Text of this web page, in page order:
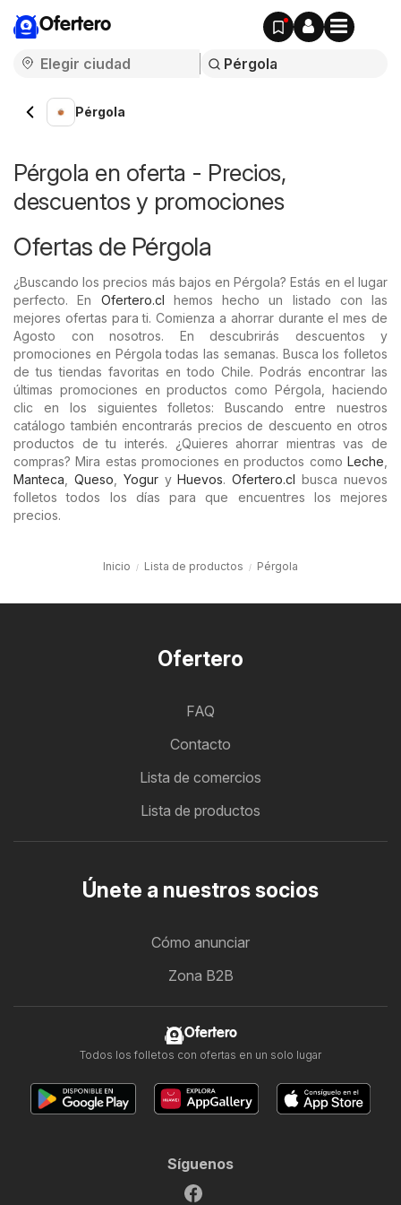
Ofertero
Pérgola
Pérgola en oferta - Precios,
descuentos y promociones
Ofertas de Pérgola
¿Buscando los precios más bajos en Pérgola? Estás en el lugar
perfecto. En Ofertero.cl hemos hecho un listado con las
mejores ofertas para ti. Comienza a ahorrar durante el mes de
Agosto con nosotros. En descubrirás descuentos y
promociones en Pérgola todas las semanas. Busca los folletos
de tus tiendas favoritas en todo Chile. Podrás encontrar las
últimas promociones en productos como Pérgola, haciendo
clic en los siguientes folletos: Buscando entre nuestros
catálogo también encontrarás precios de descuento en otros
productos de tu interés. ¿Quieres ahorrar mientras vas de
compras? Mira estas promociones en productos como Leche
Manteca
Queso YoguryHuevos.Ofertero.cl busca nuevos
folletos todos los días para que encuentres los mejores
precios.
Inicio Lista de productos Pérgola
Ofertero
FAQ
Contacto
Lista de comercios
Lista de productos
Únete a nuestros socios
Cómo anunciar
Zona B2B
Ofertero
Todos los folletos con ofertas en un solo lugar
Síguenos